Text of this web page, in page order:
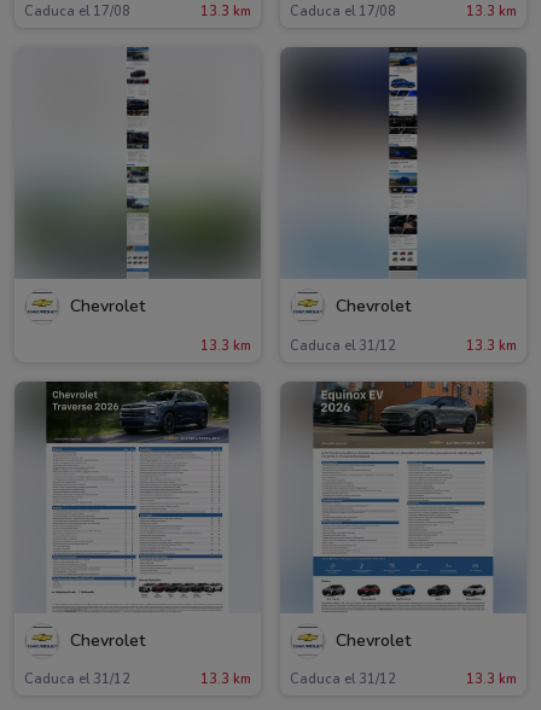
Caduca el 17/08 13.3 km Caduca el 17/08 13.3 km
Chevrolet
13.3 km
Chevrolet
Caduca el 31/12 13.3 km
Chevrolet
Caduca el 31/12 13.3 km
Chevrolet
Caduca el 31/12 13.3 km